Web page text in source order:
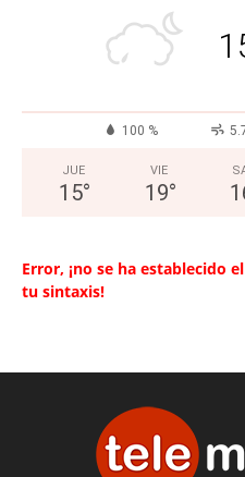
100 %
JUE
15°
VIE
19°
Error, ¡no se ha establecido
tu sintaxis!